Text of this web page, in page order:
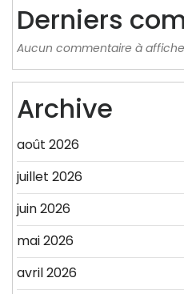
Derniers
Aucun commentaire à
Archive
août 2026
juillet 2026
juin 2026
mai 2026
avril 2026